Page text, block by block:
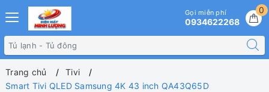
0
Gọi miễn phí
0934622268
Trang chủ
Tivi
Smart Tivi QLED Samsung 4K 43 inch QA43Q65D